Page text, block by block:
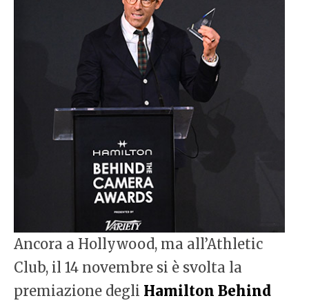
Ancora a Hollywood, ma all’Athletic
Club, il 14 novembre si è svolta la
premiazione degli Hamilton Behind